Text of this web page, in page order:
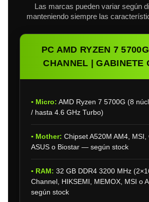
Las marcas pueden variar según
manteniendo siempre las
PC AMD RYZEN 7
CHANNEL | GABINETE
▪ Micro: AMD Ryzen 7 5700G (8
/ hasta 4.6 GHz Turbo)
▪ Mother: Chipset A520M AM4, MSI,
ASUS o Biostar — según stock
▪ RAM: 32 GB DDR4 3200 MHz
Channel, HIKSEMI, MEMOX, MSI o
según stock